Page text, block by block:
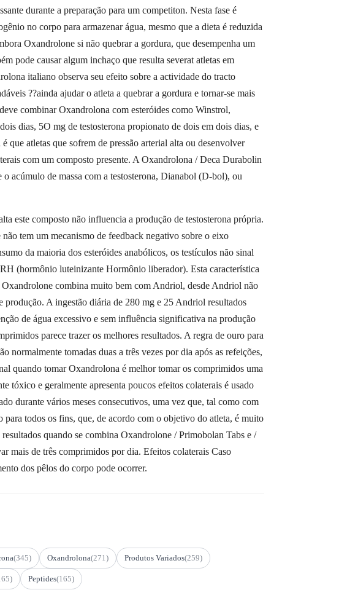
durante a preparação para um competiton. Nesta fase é
no corpo para armazenar água, mesmo que a dieta é reduzida
Oxandrolone si não quebrar a gordura, que desempenha um
pode causar algum inchaço que resulta severat atletas em
italiano observa seu efeito sobre a actividade do tracto
??ainda ajudar o atleta a quebrar a gordura e tornar-se mais
combinar Oxandrolona com esteróides como Winstrol,
dias, 5O mg de testosterona propionato de dois em dois dias, e
atletas que sofrem de pressão arterial alta ou desenvolver
com um composto presente. A Oxandrolona / Deca Durabolin
acúmulo de massa com a testosterona, Dianabol (D-bol), ou
este composto não influencia a produção de testosterona própria.
tem um mecanismo de feedback negativo sobre o eixo
da maioria dos esteróides anabólicos, os testículos não sinal
(hormônio luteinizante Hormônio liberador). Esta característica
combina muito bem com Andriol, desde Andriol não
produção. A ingestão diária de 280 mg e 25 Andriol resultados
de água excessivo e sem influência significativa na produção
parece trazer os melhores resultados. A regra de ouro para
tomadas duas a três vezes por dia após as refeições,
quando tomar Oxandrolona é melhor tomar os comprimidos uma
tóxico e geralmente apresenta poucos efeitos colaterais é usado
durante vários meses consecutivos, uma vez que, tal como com
todos os fins, que, de acordo com o objetivo do atleta, é muito
quando se combina Oxandrolone / Primobolan Tabs e /
mais de três comprimidos por dia. Efeitos colaterais Caso
dos pêlos do corpo pode ocorrer.
(345) Oxandrolona(271) Produtos Variados(259)
Peptides(165)